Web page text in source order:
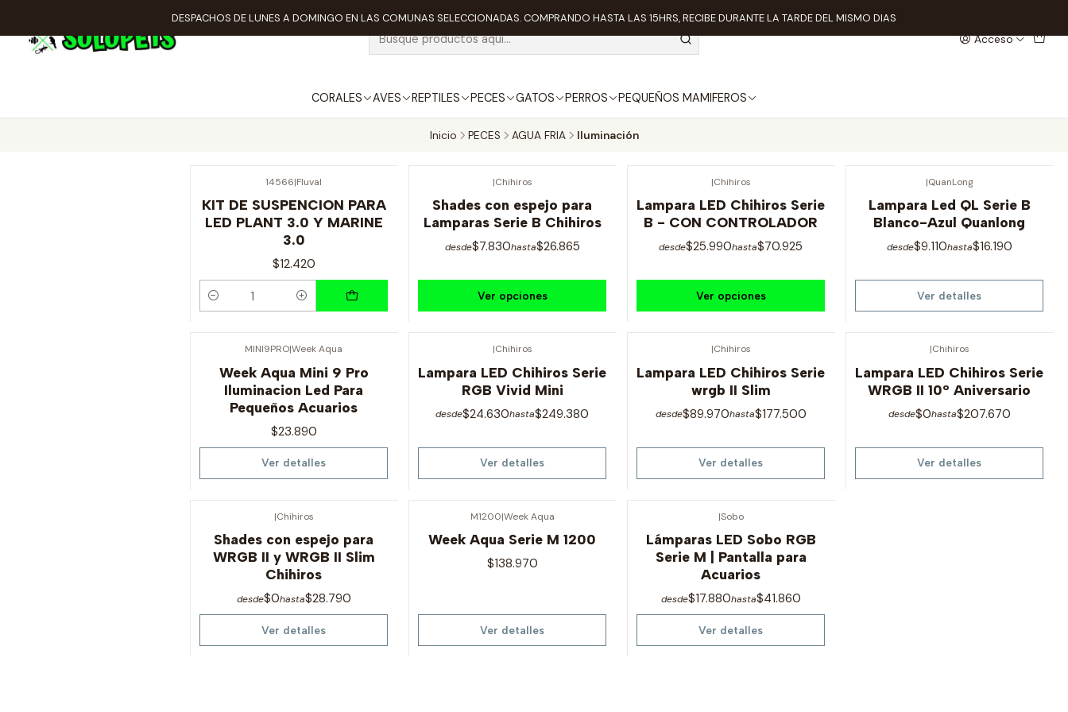
Acceso
CORALES AVES REPTILES PECES GATOS PERROS PEQUEÑOS MAMIFEROS
DESPACHOS DE LUNES A DOMINGO EN LAS COMUNAS SELECCIONADAS. COMPRANDO HASTA LAS 15HRS, RECIBE DURANTE LA TARDE DEL MISMO DIAS
Inicio PECES AGUA FRIA Iluminación
14566|Fluval
KIT DE SUSPENCION PARA
LED PLANT 3.0 Y MARINE
3.0
$12.420
Cantidad
|Chihiros
Shades con espejo para
Lamparas Serie B Chihiros
desde$7.830hasta$26.865
Ver opciones
|Chihiros
Lampara LED Chihiros Serie
B - CON CONTROLADOR
desde$25.990hasta$70.925
Ver opciones
|QuanLong
Lampara Led QL Serie B
Blanco-Azul Quanlong
desde$9.110hasta$16.190
Ver detalles
MINI9PRO|Week Aqua
Week Aqua Mini 9 Pro
Iluminacion Led Para
Pequeños Acuarios
$23.890
Ver detalles
|Chihiros
Lampara LED Chihiros Serie
RGB Vivid Mini
desde$24.630hasta$249.380
Ver detalles
|Chihiros
Lampara LED Chihiros Serie
wrgb II Slim
desde$89.970hasta$177.500
Ver detalles
|Chihiros
Lampara LED Chihiros Serie
WRGB II 10º Aniversario
desde$0hasta$207.670
Ver detalles
|Chihiros
Shades con espejo para
WRGB II y WRGB II Slim
Chihiros
desde$0hasta$28.790
Ver detalles
M1200|Week Aqua
Week Aqua Serie M 1200
$138.970
Ver detalles
|Sobo
Lámparas LED Sobo RGB
Serie M | Pantalla para
Acuarios
desde$17.880hasta$41.860
Ver detalles